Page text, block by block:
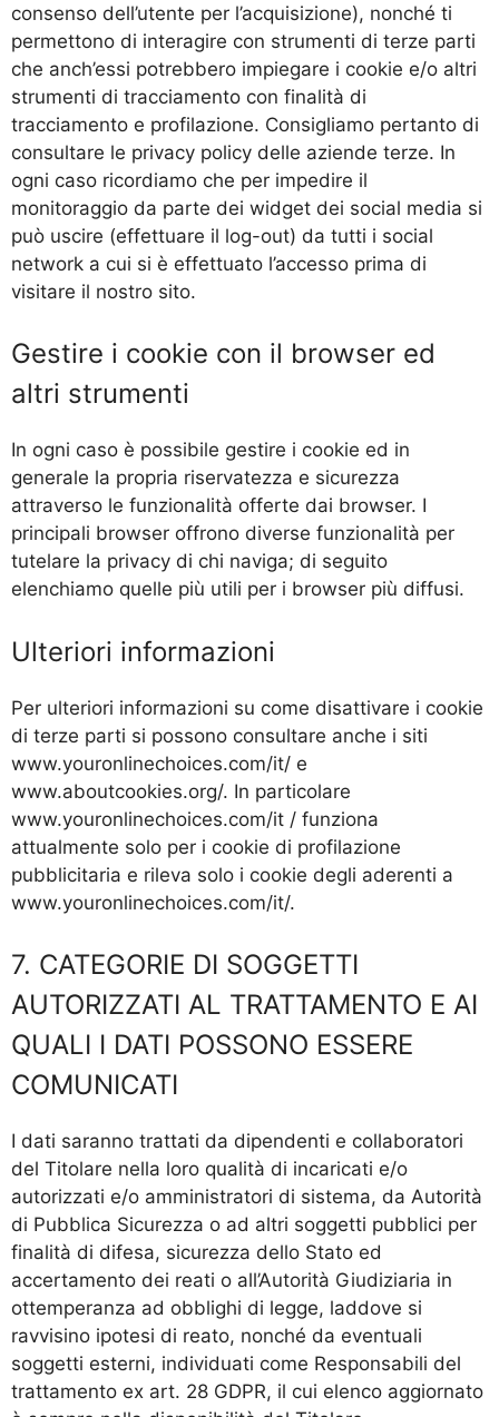
consenso dell’utente per l’acquisizione), nonché ti
permettono di interagire con strumenti di terze parti
che anch’essi potrebbero impiegare i cookie e/o altri
strumenti di tracciamento con finalità di
tracciamento e profilazione. Consigliamo pertanto di
consultare le privacy policy delle aziende terze. In
ogni caso ricordiamo che per impedire il
monitoraggio da parte dei widget dei social media si
può uscire (effettuare il log-out) da tutti i social
network a cui si è effettuato l’accesso prima di
visitare il nostro sito.
Gestire i cookie con il browser ed
altri strumenti
In ogni caso è possibile gestire i cookie ed in
generale la propria riservatezza e sicurezza
attraverso le funzionalità offerte dai browser. I
principali browser offrono diverse funzionalità per
tutelare la privacy di chi naviga; di seguito
elenchiamo quelle più utili per i browser più diffusi.
Ulteriori informazioni
Per ulteriori informazioni su come disattivare i cookie
di terze parti si possono consultare anche i siti
www.youronlinechoices.com/it/ e
www.aboutcookies.org/. In particolare
www.youronlinechoices.com/it / funziona
attualmente solo per i cookie di profilazione
pubblicitaria e rileva solo i cookie degli aderenti a
www.youronlinechoices.com/it/.
7. CATEGORIE DI SOGGETTI
AUTORIZZATI AL TRATTAMENTO E AI
QUALI I DATI POSSONO ESSERE
COMUNICATI
I dati saranno trattati da dipendenti e collaboratori
del Titolare nella loro qualità di incaricati e/o
autorizzati e/o amministratori di sistema, da Autorità
di Pubblica Sicurezza o ad altri soggetti pubblici per
finalità di difesa, sicurezza dello Stato ed
accertamento dei reati o all’Autorità Giudiziaria in
ottemperanza ad obblighi di legge, laddove si
ravvisino ipotesi di reato, nonché da eventuali
soggetti esterni, individuati come Responsabili del
trattamento ex art. 28 GDPR, il cui elenco aggiornato